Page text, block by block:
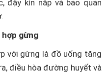
đậy kín nắp và bảo quản
hợp gừng
với gừng là đồ uống tăng
điều hòa đường huyết và